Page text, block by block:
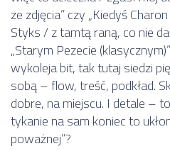
ze zdjęcia” czy „Kiedyś
Styks / z tamtą raną, co nie
„Starym Pezecie
wykoleja bit, tak tutaj siedzi
sobą – flow, treść, podkład.
dobre, na miejscu. I detale –
tykanie na sam koniec to
poważnej”?